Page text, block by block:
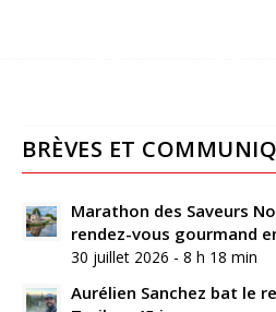
BRÈVES ET
Marathon des Saveurs
rendez-vous gourmand
30 juillet 2026 - 8 h 18 min
Aurélien Sanchez bat le